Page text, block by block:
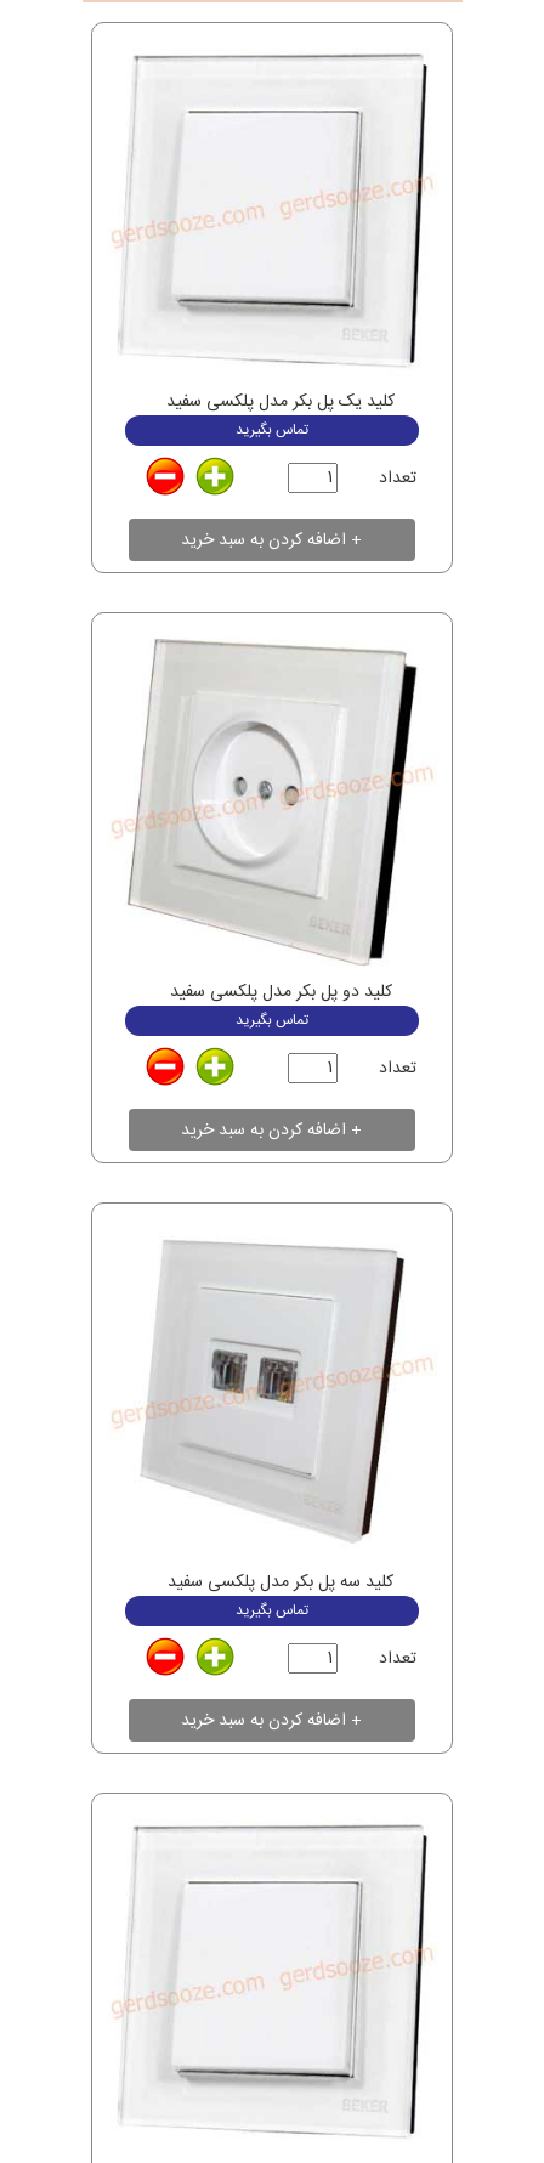
کلید یک پل بکر مدل پلکسی سفید
تماس بگیرید
تعداد
کلید دو پل بکر مدل پلکسی سفید
تماس بگیرید
تعداد
کلید سه پل بکر مدل پلکسی سفید
تماس بگیرید
تعداد